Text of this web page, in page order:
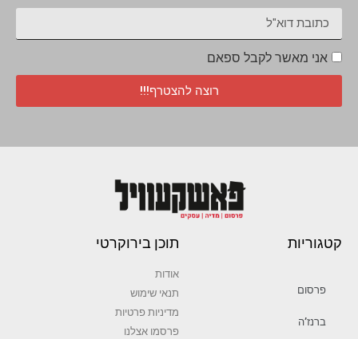
אני מאשר לקבל ספאם
רוצה להצטרף!!!
קטגוריות
פרסום
ברנז’ה
תוכן בירוקרטי
אודות
תנאי שימוש
מדיניות פרטיות
פרסמו אצלנו